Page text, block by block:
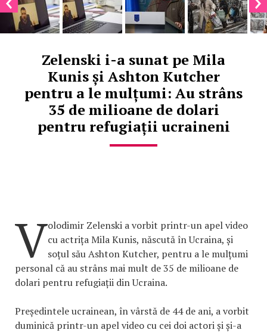
Zelenski i-a sunat pe Mila
Kunis și Ashton Kutcher
pentru a le mulțumi: Au strâns
35 de milioane de dolari
pentru refugiații ucraineni
Volodimir Zelenski a vorbit printr-un apel video
cu actrița Mila Kunis, născută în Ucraina, și
soțul său Ashton Kutcher, pentru a le mulțumi
personal că au strâns mai mult de 35 de milioane de
dolari pentru refugiații din Ucraina.
Președintele ucrainean, în vârstă de 44 de ani, a vorbit
duminică printr-un apel video cu cei doi actori și și-a